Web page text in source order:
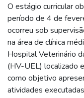
O estágio curricular
período de 4 de
ocorreu sob
na área de clínica
Hospital Veterinário
(HV-UEL) localizado
como objetivo
atividades